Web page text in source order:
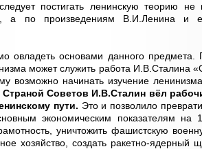
постигать ленинскую теорию не
а по произведениям В.И.Ленина и
овладеть основами данного предмета.
может служить работа И.В.Сталина
возможно начинать изучение
Страной Советов И.В.Сталин вёл
пути. Это и позволило
экономическим показателям на
уничтожить фашистскую
хозяйство, создать ракетно-ядерный